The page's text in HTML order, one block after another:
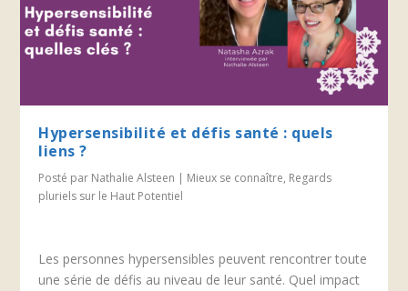
Hypersensibilité et défis santé : quels
liens ?
Posté par Nathalie Alsteen | Mieux se connaître, Regards
pluriels sur le Haut Potentiel
Les personnes hypersensibles peuvent rencontrer toute
une série de défis au niveau de leur santé. Quel impact